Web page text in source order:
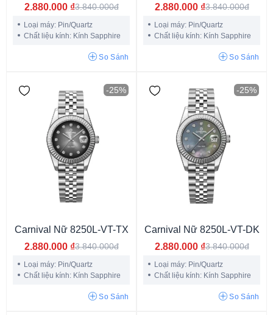
Năng lượng ánh sáng
Kính Khoáng Hardlex Crystal Kính Cong
Kính Sapphire
2.880.000 ₫3.840.000đ
Loại máy: Pin/Quartz
Chất liệu kính: Kính Sapphire
So Sánh
2.880.000 ₫3.840.000đ
Loại máy: Pin/Quartz
Chất liệu kính: Kính Sapphire
So Sánh
-25%
Carnival Nữ 8250L-VT-TX
2.880.000 ₫3.840.000đ
Loại máy: Pin/Quartz
Chất liệu kính: Kính Sapphire
So Sánh
-25%
Carnival Nữ 8250L-VT-DK
2.880.000 ₫3.840.000đ
Loại máy: Pin/Quartz
Chất liệu kính: Kính Sapphire
So Sánh